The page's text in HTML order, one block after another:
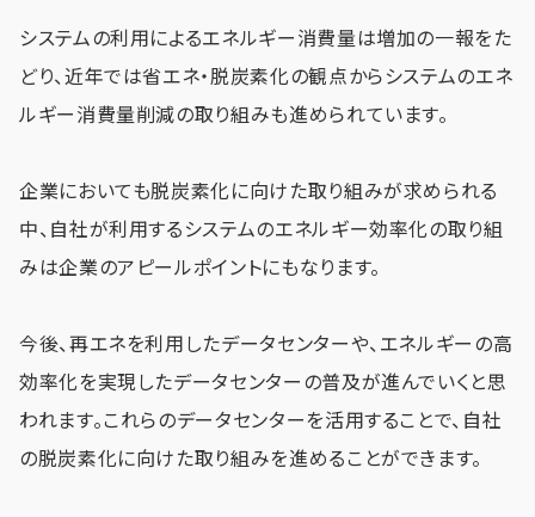
システムの利用によるエネルギー消費量は増加の一報をた
どり、近年では省エネ・脱炭素化の観点からシステムのエネ
ルギー消費量削減の取り組みも進められています。
企業においても脱炭素化に向けた取り組みが求められる
中、自社が利用するシステムのエネルギー効率化の取り組
みは企業のアピールポイントにもなります。
今後、再エネを利用したデータセンターや、エネルギーの高
効率化を実現したデータセンターの普及が進んでいくと思
われます。これらのデータセンターを活用することで、自社
の脱炭素化に向けた取り組みを進めることができます。